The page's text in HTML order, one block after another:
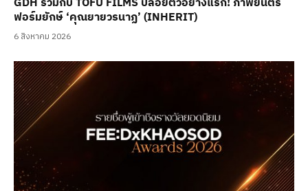
ฟอร์มยักษ์ ‘คุณยายวรนาฏ’ (INHERIT)
6 สิงหาคม 2026